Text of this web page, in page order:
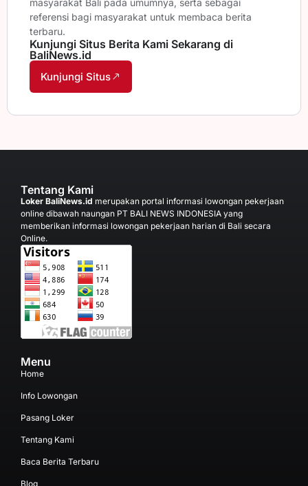
masyarakat Bali pada umumnya, serta sebagai
referensi bagi masyarakat untuk membaca berita
terbaru.
Kunjungi Situs Berita Kami Sekarang di
BaliNews.id
Kunjungi Situs
Tentang Kami
Loker BaliNews.id merupakan portal informasi lowongan pekerjaan
online dibawah naungan PT BALI NEWS INDONESIA yang
memberikan informasi lowongan pekerjaan harian di Bali secara
Online.
Menu
Home
Info Lowongan
Pasang Loker
Tentang Kami
Baca Berita Terbaru
Blog